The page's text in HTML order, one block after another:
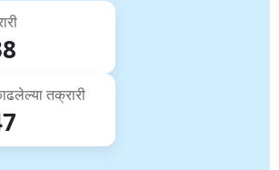
तक्रारी